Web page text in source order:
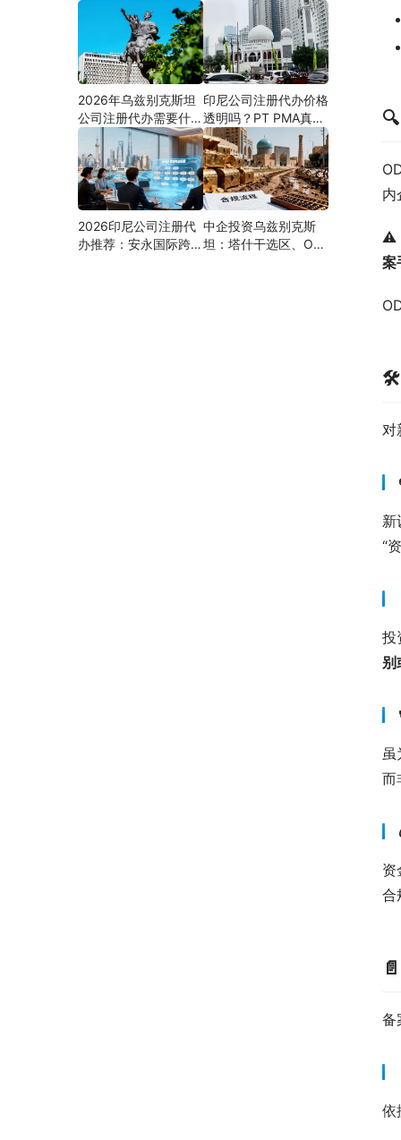
🔍
内
⚠️
案
🛠
对
新
“
投
别
而
资
合
📄
备
依
PMA公司设立，为什
么300+出海企业首选
安永国际跨境合规圈？
机构选择指南
2026年乌兹别克斯坦
公司注册代办需要什么
材料？最新清单、流程
与合规指南
印尼公司注册代办价格
透明吗？PT PMA真实
费用拆解与防坑指南
2026印尼公司注册代
办推荐：安永国际跨境
中企投资乌兹别克斯
坦：塔什干选区、ODI